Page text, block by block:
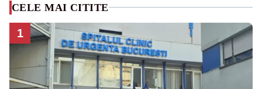
CELE MAI CITITE
1